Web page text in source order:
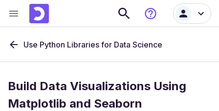
Use Python Libraries for Data Science
Build Data Visualizations Using
Matplotlib and Seaborn